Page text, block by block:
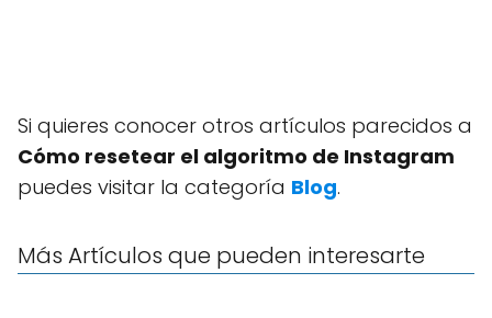
Si quieres conocer otros artículos parecidos a
Cómo resetear el algoritmo de Instagram
puedes visitar la categoría Blog.
Más Artículos que pueden interesarte